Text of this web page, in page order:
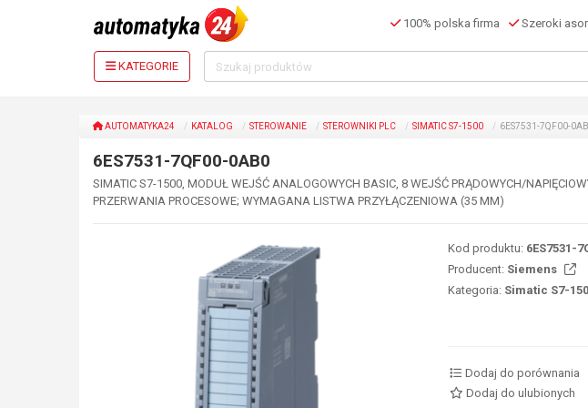
100% polska firma Szeroki
KATEGORIE
AUTOMATYKA24 KATALOG STEROWANIE STEROWNIKI PLC SIMATIC S7-1500 6ES7531-7QF00-
6ES7531-7QF00-0AB0
SIMATIC S7-1500, MODUŁ WEJŚĆ ANALOGOWYCH BASIC, 8 WEJŚĆ PRĄDOWYCH/
PRZERWANIA PROCESOWE; WYMAGANA LISTWA PRZYŁĄCZENIOWA (35 MM)
Kod produktu: 6ES7531-
Producent: Siemens
Kategoria: Simatic S7-
Dodaj do porównania
Dodaj do ulubionych